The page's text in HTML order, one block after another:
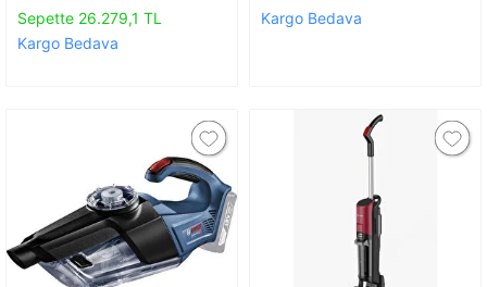
Sepette 26.279,1 TL
Kargo Bedava
Kargo Bedava